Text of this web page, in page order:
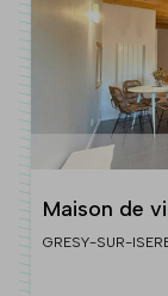
Maison de
GRESY-SUR-